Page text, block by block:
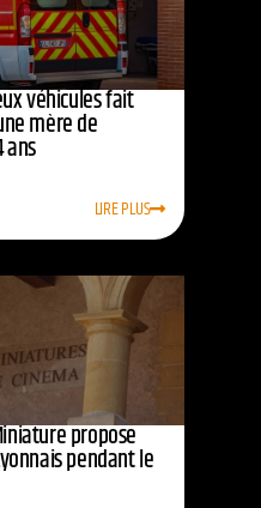
véhicules fait
mère de
LIRE PLUS
propose
pendant le